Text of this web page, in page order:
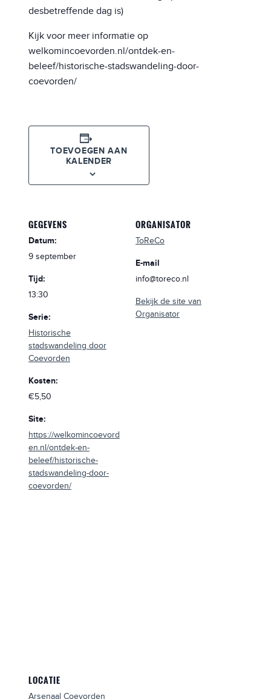
desbetreffende dag is)
Kijk voor meer informatie op
welkomincoevorden.nl/ontdek-en-
beleef/historische-stadswandeling-door-
coevorden/
TOEVOEGEN AAN
KALENDER
GEGEVENS
Datum:
9 september
Tijd:
13:30
Serie:
Historische
stadswandeling door
Coevorden
Kosten:
€5,50
Site:
https://welkomincoevord
en.nl/ontdek-en-
beleef/historische-
stadswandeling-door-
coevorden/
ORGANISATOR
ToReCo
E-mail
info@toreco.nl
Bekijk de site van
Organisator
LOCATIE
Arsenaal Coevorden